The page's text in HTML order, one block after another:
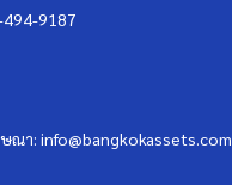
9187
ณา: info@bangkokassets.com